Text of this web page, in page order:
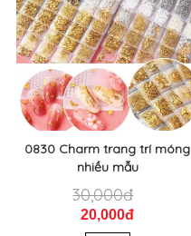
0830 Charm trang trí móng
nhiều mẫu
30,000đ
20,000đ